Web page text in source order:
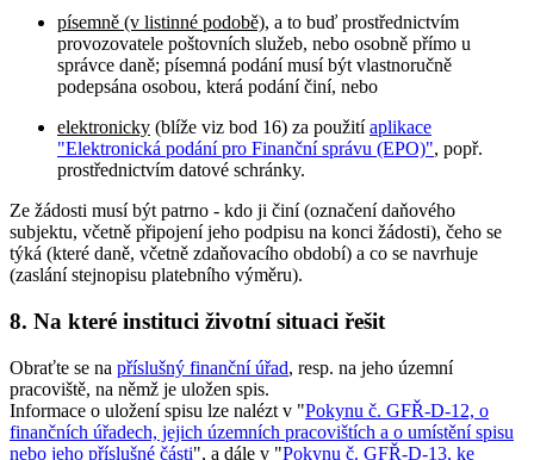
písemně (v listinné podobě), a to buď prostřednictvím
provozovatele poštovních služeb, nebo osobně přímo u
správce daně; písemná podání musí být vlastnoručně
podepsána osobou, která podání činí, nebo
elektronicky (blíže viz bod 16) za použitíaplikace
"Elektronická podání pro Finanční správu (EPO)", popř.
prostřednictvím datové schránky.
Ze žádosti musí být patrno - kdo ji činí (označení daňového
subjektu, včetně připojení jeho podpisu na konci žádosti), čeho se
týká (které daně, včetně zdaňovacího období) a co se navrhuje
(zaslání stejnopisu platebního výměru).
8. Na které instituci životní situaci řešit
Obraťte se na příslušný finanční úřad, resp. na jeho územní
pracoviště, na němž je uložen spis.
Informace o uložení spisu lze nalézt v "Pokynu č. GFŘ-D-12, o
finančních úřadech, jejich územních pracovištích a o umístění spisu
nebo jeho příslušné části", a dále v "Pokynu č. GFŘ-D-13, ke